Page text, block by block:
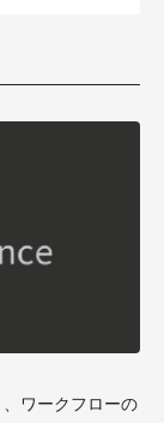
ワークフローの